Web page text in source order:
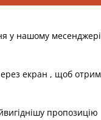
у нашому
екран , щоб
пропозицію